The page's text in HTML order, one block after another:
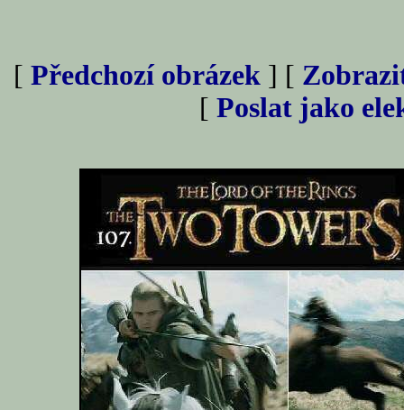
[ Předchozí obrázek ] [
[ Poslat jako